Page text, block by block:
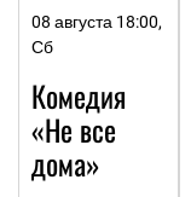
08 августа 18:00,
Сб
Комедия
«Не все
дома»